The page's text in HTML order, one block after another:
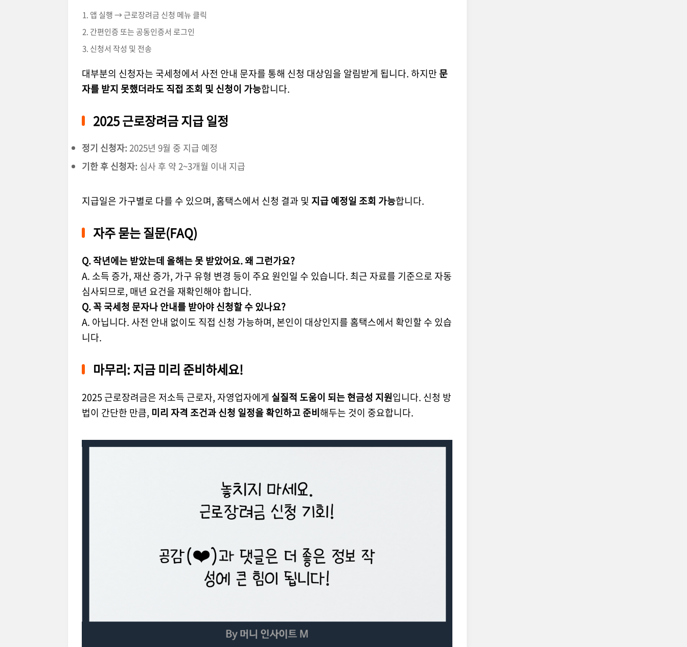
앱 실행 → 근로장려금 신청 메뉴 클릭
간편인증 또는 공동인증서 로그인
신청서 작성 및 전송
대부분의 신청자는 국세청에서 사전 안내 문자를 통해 신청 대상임을 알림받게 됩니다. 하지만 문
자를 받지 못했더라도 직접 조회 및 신청이 가능합니다.
2025 근로장려금 지급 일정
정기 신청자: 2025년 9월 중 지급 예정
기한 후 신청자: 심사 후 약 2~3개월 이내 지급
지급일은 가구별로 다를 수 있으며, 홈택스에서 신청 결과 및 지급 예정일 조회 가능합니다.
자주 묻는 질문(FAQ)
Q. 작년에는 받았는데 올해는 못 받았어요. 왜 그런가요?
A. 소득 증가, 재산 증가, 가구 유형 변경 등이 주요 원인일 수 있습니다. 최근 자료를 기준으로 자동
심사되므로, 매년 요건을 재확인해야 합니다.
Q. 꼭 국세청 문자나 안내를 받아야 신청할 수 있나요?
A. 아닙니다. 사전 안내 없이도 직접 신청 가능하며, 본인이 대상인지를 홈택스에서 확인할 수 있습
니다.
마무리: 지금 미리 준비하세요!
2025 근로장려금은 저소득 근로자, 자영업자에게 실질적 도움이 되는 현금성 지원입니다. 신청 방
법이 간단한 만큼, 미리 자격 조건과 신청 일정을 확인하고 준비해두는 것이 중요합니다.